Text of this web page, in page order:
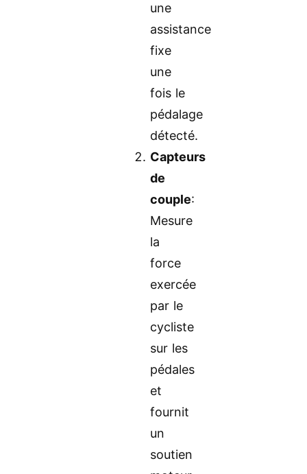
une
assistance
fixe
une
fois le
pédalage
détecté.
Capteurs
de
couple:
Mesure
la
force
exercée
par le
cycliste
sur les
pédales
et
fournit
un
soutien